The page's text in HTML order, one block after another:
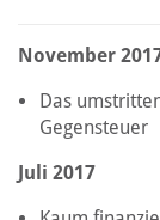
November
Das
Gegensteuer
Juli 2017